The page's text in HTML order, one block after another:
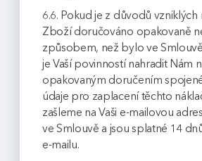
6.6. Pokud je z důvodů vzniklých
Zboží doručováno opakovaně
způsobem, než bylo ve
je Vaší povinností nahradit Nám
opakovaným doručením
údaje pro zaplacení těchto
zašleme na Vaši e-mailovou
ve Smlouvě a jsou splatné 14
e-mailu.